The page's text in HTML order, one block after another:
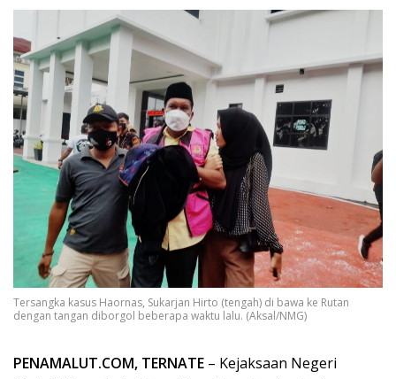
Tersangka kasus Haornas, Sukarjan Hirto (tengah) di bawa ke Rutan
dengan tangan diborgol beberapa waktu lalu. (Aksal/NMG)
PENAMALUT.COM, TERNATE – Kejaksaan Negeri